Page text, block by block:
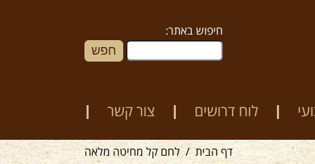
חיפוש באתר:
לוח דרושים צור קשר
דף הבית לחם קל מחיטה מלאה